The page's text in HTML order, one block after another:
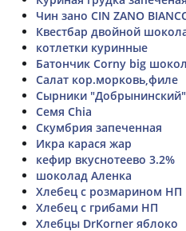
Чин зано CIN ZANO
Квестбар двойной
котлетки куринные
Батончик Corny big
Салат кор.морковь,филе
Сырники
Семя Chia
Скумбрия запеченная
Икра карася жар
кефир вкуснотеево 3.2%
шоколад Аленка
Хлебец с розмарином НП
Хлебец с грибами НП
Хлебцы DrKorner яблоко